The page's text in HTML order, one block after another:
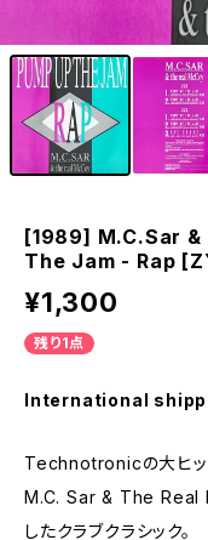
[1989] M.C.Sar &
The Jam - Rap
¥1,300
残り1点
International
Technotronicの大ヒッ
M.C. Sar & The Real
したクラブクラシック。